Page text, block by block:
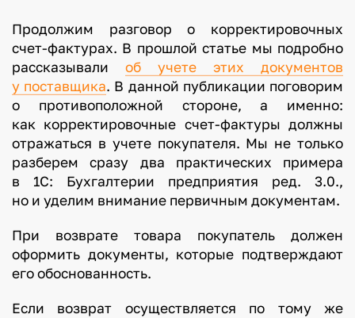
Продолжим разговор о корректировочных
счет-фактурах. В прошлой статье мы подробно
рассказывали об учете этих документов
у поставщика. В данной публикации поговорим
о противоположной стороне, а именно:
как корректировочные счет-фактуры должны
отражаться в учете покупателя. Мы не только
разберем сразу два практических примера
в 1С: Бухгалтерии предприятия ред. 3.0.,
но и уделим внимание первичным документам.
При возврате товара покупатель должен
оформить документы, которые подтверждают
его обоснованность.
Если возврат осуществляется по тому же